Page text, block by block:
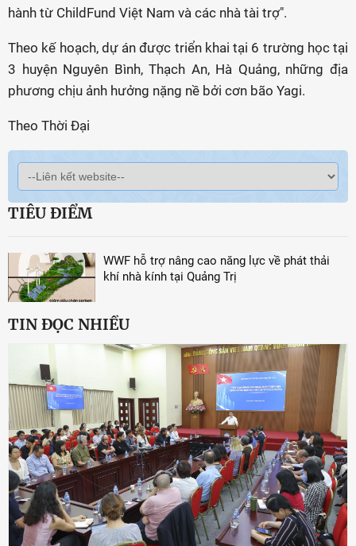
hành từ ChildFund Việt Nam và các nhà tài trợ".
Theo kế hoạch, dự án được triển khai tại 6 trường học tại
3 huyện Nguyên Bình, Thạch An, Hà Quảng, những địa
phương chịu ảnh hưởng nặng nề bởi cơn bão Yagi.
Theo Thời Đại
TIÊU ĐIỂM
WWF hỗ trợ nâng cao năng lực về phát thải
khí nhà kính tại Quảng Trị
TIN ĐỌC NHIỀU